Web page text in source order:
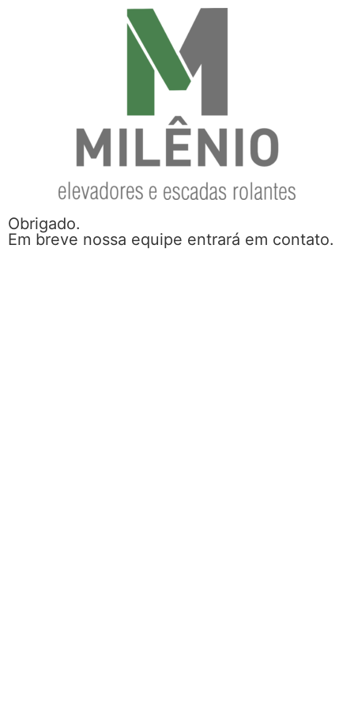
Obrigado.
Em breve nossa equipe entrará em contato.